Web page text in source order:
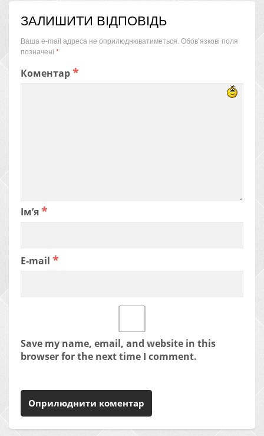
ЗАЛИШИТИ ВІДПОВІДЬ
Ваша e-mail адреса не оприлюднюватиметься. Обов’язкові поля
позначені *
Коментар*
Ім’я*
E-mail *
Save my name, email, and website in this
browser for the next time I comment.